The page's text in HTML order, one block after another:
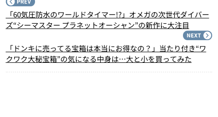
「60気圧防水のワールドタイマー!?」オメガの次世代ダイバー
ズ“シーマスター プラネットオーシャン”の新作に大注目
「ドンキに売ってる宝箱は本当にお得なの？」当たり付き“ワ
クワク大秘宝箱”の気になる中身は…大と小を買ってみた